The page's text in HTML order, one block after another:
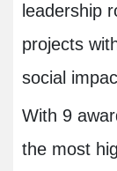
leadership
projects
social
With 9
the most